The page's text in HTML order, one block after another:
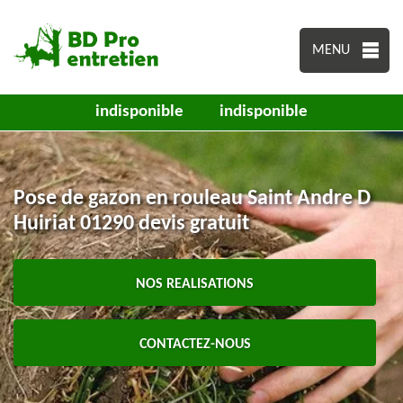
MENU
indisponible indisponible
Pose de gazon en rouleau Saint Andre D
Huiriat 01290 devis gratuit
NOS REALISATIONS
CONTACTEZ-NOUS